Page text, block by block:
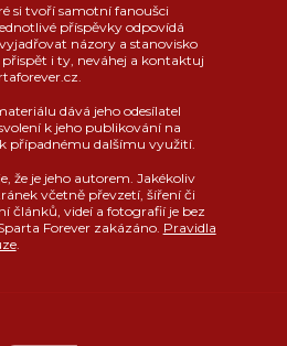
si tvoří samotní fanoušci
příspěvky odpovídá
názory a stanovisko
přispět i ty, neváhej a kontaktuj
dává jeho odesílatel
k jeho publikování na
případnému dalšímu využití.
že je jeho autorem. Jakékoliv
včetně převzetí, šíření či
článků, videí a fotografií je bez
Forever zakázáno. Pravidla
.